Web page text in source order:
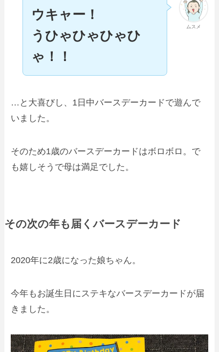
ムスメ
ウキャー！
うひゃひゃひゃひ
ゃ！！
…と大喜びし、1日中バースデーカードで遊んで
いました。
そのため1歳のバースデーカードはボロボロ 。で
も嬉しそうで母は満足でした。
その次の年も届くバースデーカード
2020年に2歳になった娘ちゃん。
今年もお誕生日にステキなバースデーカードが届
きました。